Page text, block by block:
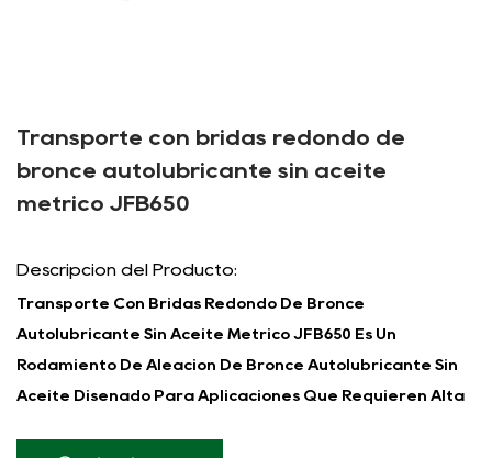
Transporte con bridas redondo de
bronce autolubricante sin aceite
métrico JFB650
Descripción del Producto:
Transporte Con Bridas Redondo De Bronce
Autolubricante Sin Aceite Métrico JFB650 Es Un
Rodamiento De Aleación De Bronce Autolubricante Sin
Aceite Diseñado Para Aplicaciones Que Requieren Alta